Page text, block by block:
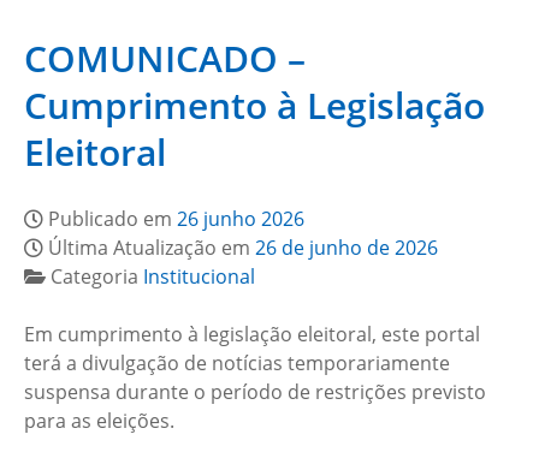
COMUNICADO –
Cumprimento à Legislação
Eleitoral
Publicado em 26 junho 2026
Última Atualização em 26 de junho de 2026
Categoria Institucional
Em cumprimento à legislação eleitoral, este portal
terá a divulgação de notícias temporariamente
suspensa durante o período de restrições previsto
para as eleições.